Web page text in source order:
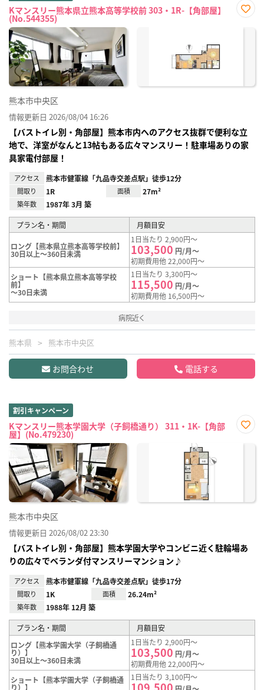
Kマンスリー熊本県立熊本高等学校前 303・1R-【角部屋】
(No.544355)
に入
熊本市中央区
情報更新日 2026/08/04 16:26
【バストイレ別・角部屋】熊本市内へのアクセス抜群で便利な立
地で、洋室がなんと13帖もある広々マンスリー！駐車場ありの家
具家電付部屋！
アクセス 熊本市健軍線「九品寺交差点駅」徒歩12分
間取り 1R 面積 27m²
築年数 1987年 3月 築
プラン名・期間 月額目安
ロング【熊本県立熊本高等学校前】
30日以上～360日未満
1日当たり 2,900円～
103,500 円/月～
初期費用他 22,000円～
ショート【熊本県立熊本高等学校
前】
～30日未満
1日当たり 3,300円～
115,500 円/月～
初期費用他 16,500円～
病院近く
熊本県 熊本市中央区
お問合わせ 電話する
割引キャンペーン
Kマンスリー熊本学園大学（子飼橋通り） 311・1K-【角部
屋】(No.479230)
に入
熊本市中央区
情報更新日 2026/08/02 23:30
【バストイレ別・角部屋】熊本学園大学やコンビニ近く駐輪場あ
りの広々でベランダ付マンスリーマンション♪
アクセス 熊本市健軍線「九品寺交差点駅」徒歩17分
間取り 1K 面積 26.24m²
築年数 1988年 12月 築
プラン名・期間
月額目安
ロング【熊本学園大学（子飼橋通
り）】
30日以上～360日未満
1日当たり 2,900円～
103,500 円/月～
初期費用他 22,000円～
ショート【熊本学園大学（子飼橋通
り）】
1日当たり 3,100円～
109,500